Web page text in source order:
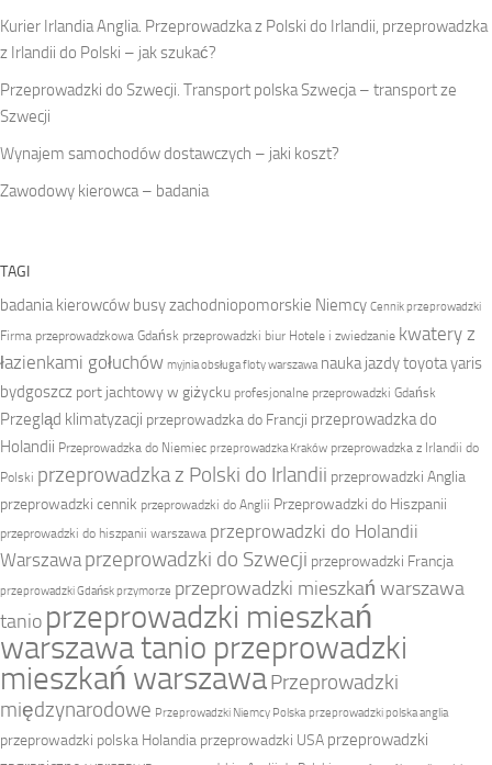
Kurier Irlandia Anglia. Przeprowadzka z Polski do Irlandii, przeprowadzka
z Irlandii do Polski – jak szukać?
Przeprowadzki do Szwecji. Transport polska Szwecja – transport ze
Szwecji
Wynajem samochodów dostawczych – jaki koszt?
Zawodowy kierowca – badania
TAGI
badania kierowców busy zachodniopomorskie Niemcy Cennik przeprowadzki
Firma przeprowadzkowa Gdańsk przeprowadzki biur Hotele i zwiedzanie kwatery z
łazienkami gołuchów myjnia obsługa floty warszawa nauka jazdy toyota yaris
bydgoszcz port jachtowy w giżycku profesjonalne przeprowadzki Gdańsk
Przegląd klimatyzacji przeprowadzka do Francji przeprowadzka do
Holandii Przeprowadzka do Niemiec przeprowadzka Kraków przeprowadzka z Irlandii do
Polski przeprowadzka z Polski do Irlandii przeprowadzki Anglia
przeprowadzki cennik przeprowadzki do Anglii Przeprowadzki do Hiszpanii
przeprowadzki do hiszpanii warszawa przeprowadzki do Holandii
Warszawa przeprowadzki do Szwecji przeprowadzki Francja
przeprowadzki Gdańsk przymorze przeprowadzki mieszkań warszawa
tanio przeprowadzki mieszkań
warszawa tanio przeprowadzki
mieszkań warszawaPrzeprowadzki
międzynarodowe Przeprowadzki Niemcy Polska przeprowadzki polska anglia
przeprowadzki polska Holandia przeprowadzki USA przeprowadzki